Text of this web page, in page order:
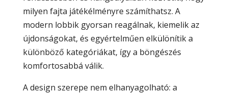
milyen fajta játékélményre számíthatsz. A
modern lobbik gyorsan reagálnak, kiemelik az
újdonságokat, és egyértelműen elkülönítik a
különböző kategóriákat, így a böngészés
komfortosabbá válik.
A design szerepe nem elhanyagolható: a